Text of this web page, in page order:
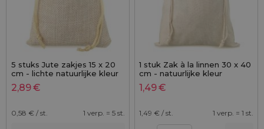
5 stuks Jute zakjes 15 x 20
cm - lichte natuurlijke kleur
2,89€
0,58 € / st. 1 verp. = 5 st.
1 stuk Zak à la linnen 30 x 40
cm - natuurlijke kleur
1,49€
1,49 € / st. 1 verp. = 1 st.